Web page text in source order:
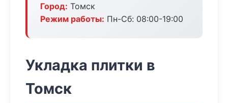
Город: Томск
Режим работы: Пн-Сб: 08:00-19:00
Укладка плитки в
Томск